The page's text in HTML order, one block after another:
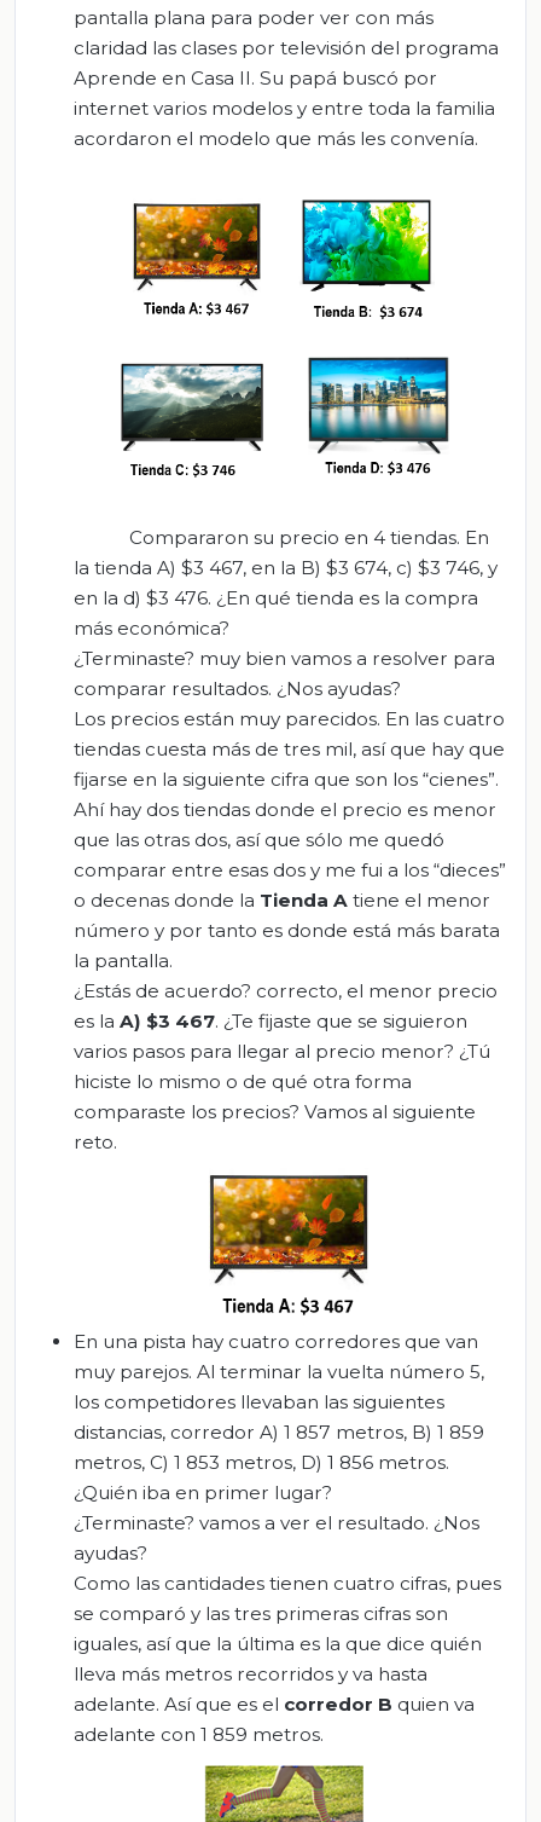
pantalla plana para poder ver con más
claridad las clases por televisión del programa
Aprende en Casa II. Su papá buscó por
internet varios modelos y entre toda la familia
acordaron el modelo que más les convenía.
Compararon su precio en 4 tiendas. En
la tienda A) $3 467, en la B) $3 674, c) $3 746, y
en la d) $3 476. ¿En qué tienda es la compra
más económica?
¿Terminaste? muy bien vamos a resolver para
comparar resultados. ¿Nos ayudas?
Los precios están muy parecidos. En las cuatro
tiendas cuesta más de tres mil, así que hay que
fijarse en la siguiente cifra que son los “cienes”.
Ahí hay dos tiendas donde el precio es menor
que las otras dos, así que sólo me quedó
comparar entre esas dos y me fui a los “dieces”
o decenas donde la Tienda A tiene el menor
número y por tanto es donde está más barata
la pantalla.
¿Estás de acuerdo? correcto, el menor precio
es la A) $3 467. ¿Te fijaste que se siguieron
varios pasos para llegar al precio menor? ¿Tú
hiciste lo mismo o de qué otra forma
comparaste los precios? Vamos al siguiente
reto.
En una pista hay cuatro corredores que van
muy parejos. Al terminar la vuelta número 5,
los competidores llevaban las siguientes
distancias, corredor A) 1 857 metros, B) 1 859
metros, C) 1 853 metros, D) 1 856 metros.
¿Quién iba en primer lugar?
¿Terminaste? vamos a ver el resultado. ¿Nos
ayudas?
Como las cantidades tienen cuatro cifras, pues
se comparó y las tres primeras cifras son
iguales, así que la última es la que dice quién
lleva más metros recorridos y va hasta
adelante. Así que es el corredor B quien va
adelante con 1 859 metros.